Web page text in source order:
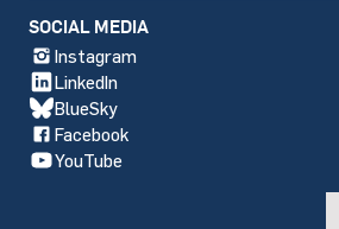
SOCIAL MEDIA
Instagram
LinkedIn
BlueSky
Facebook
YouTube